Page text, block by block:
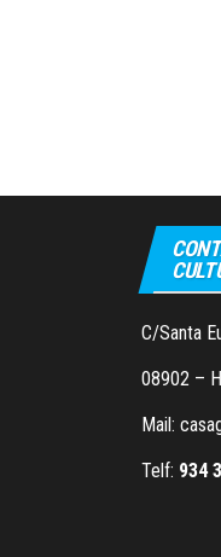
C/Santa
08902 –
Mail:
Telf: 934